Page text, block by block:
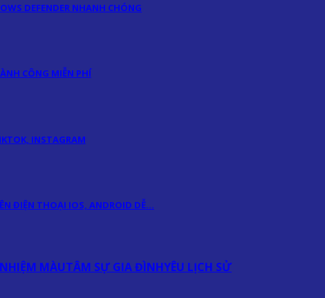
DEFENDER NHANH CHÓNG
CÔNG MIỄN PHÍ
INSTAGRAM
ĐIỆN THOẠI IOS, ANDROID DỄ…
MÀUTÂM SỰ GIA ĐÌNHYÊU LỊCH SỬ